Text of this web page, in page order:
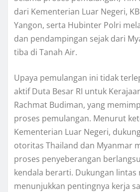
dari Kementerian Luar Negeri,
Yangon, serta Hubinter Polri
dan pendampingan sejak dari
tiba di Tanah Air.
Upaya pemulangan ini tidak
aktif Duta Besar RI untuk
Rachmat Budiman, yang
proses pemulangan. Menurut
Kementerian Luar Negeri,
otoritas Thailand dan Myanmar
proses penyeberangan
kendala berarti. Dukungan lintas
menunjukkan pentingnya kerja